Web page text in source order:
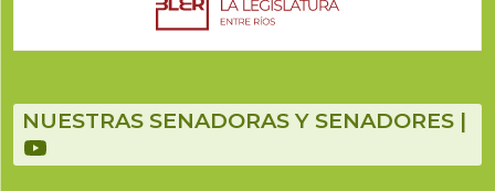
NUESTRAS SENADORAS Y SENADORES |